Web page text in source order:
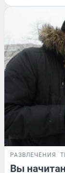
РАЗВЛЕЧЕНИЯ
Вы